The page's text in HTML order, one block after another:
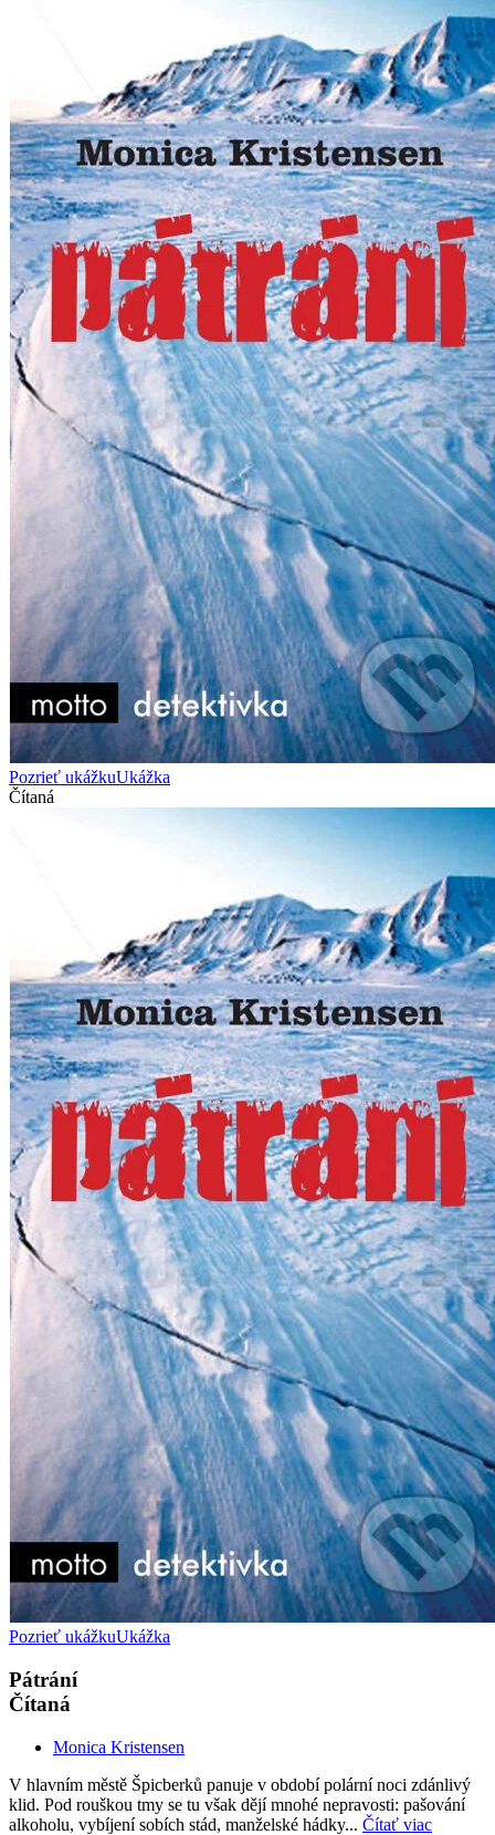
Pozrieť ukážkuUkážka
Čítaná
Pozrieť ukážkuUkážka
Pátrání
Čítaná
Monica Kristensen
V hlavním městě Špicberků panuje v období polární noci zdánlivý
klid. Pod rouškou tmy se tu však dějí mnohé nepravosti: pašování
alkoholu, vybíjení sobích stád, manželské hádky... Čítať viac